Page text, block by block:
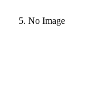
No Image